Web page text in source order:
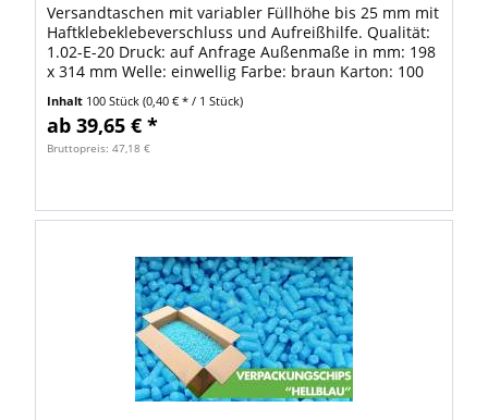
Versandtaschen mit variabler Füllhöhe bis 25 mm mit
Haftklebeklebeverschluss und Aufreißhilfe. Qualität:
1.02-E-20 Druck: auf Anfrage Außenmaße in mm: 198
x 314 mm Welle: einwellig Farbe: braun Karton: 100
Inhalt 100 Stück(0,40 € * / 1 Stück)
ab 39,65 € *
Bruttopreis: 47,18 €